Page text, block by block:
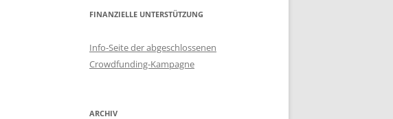
FINANZIELLE UNTERSTÜTZUNG
Info-Seite der abgeschlossenen
Crowdfunding-Kampagne
ARCHIV